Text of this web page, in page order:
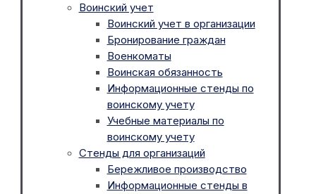
Воинский учет
Воинский учет в организации
Бронирование граждан
Военкоматы
Воинская обязанность
Информационные стенды по
воинскому учету
Учебные материалы по
воинскому учету
Стенды для организаций
Бережливое производство
Информационные стенды в